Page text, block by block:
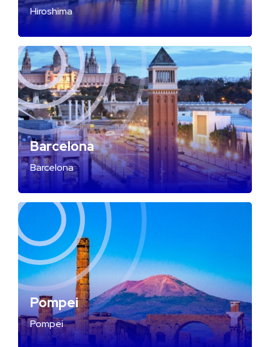
Hiroshima
Barcelona
Barcelona
Pompei
Pompei